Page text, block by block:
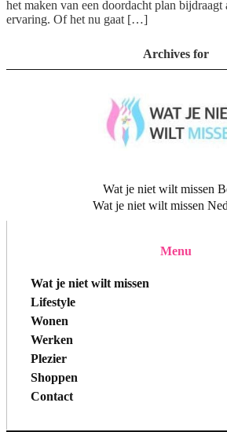
het maken van een doordacht plan bijdraagt
ervaring. Of het nu gaat […]
Archives for
Wat je niet wilt missen
Wat je niet wilt missen
Menu
Wat je niet wilt missen
Lifestyle
Wonen
Werken
Plezier
Shoppen
Contact